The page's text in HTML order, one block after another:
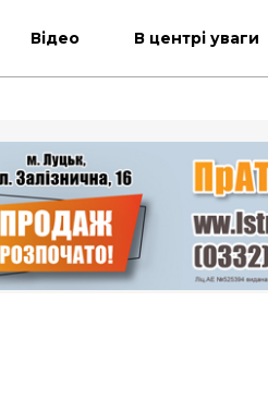
Відео В центрі уваги